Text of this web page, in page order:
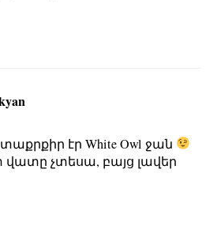
էր White Owl ջան
վատը չտեսա, բայց լավեր